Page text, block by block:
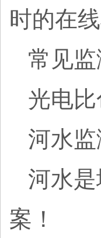
时的在
常见监
光电
河水
河水
案！